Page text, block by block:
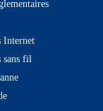
Internet
sans fil